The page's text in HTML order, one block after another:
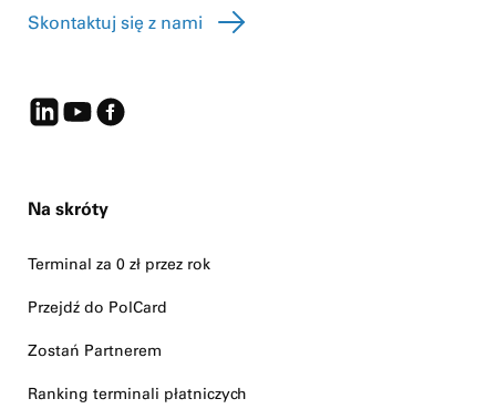
Skontaktuj się z nami
Na skróty
Terminal za 0 zł przez rok
Przejdź do PolCard
Zostań Partnerem
Ranking terminali płatniczych